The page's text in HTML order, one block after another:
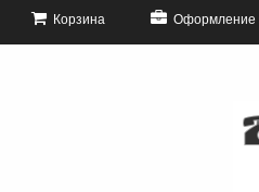
Корзина Оформление